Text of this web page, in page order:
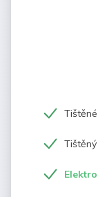
Tištěný